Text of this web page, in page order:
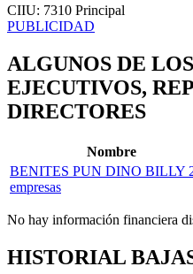
CIIU: 7310 Principal
PUBLICIDAD
ALGUNOS DE
EJECUTIVOS,
DIRECTORES
Nombre
BENITES PUN DINO BILLY
empresas
No hay información financiera
HISTORIAL